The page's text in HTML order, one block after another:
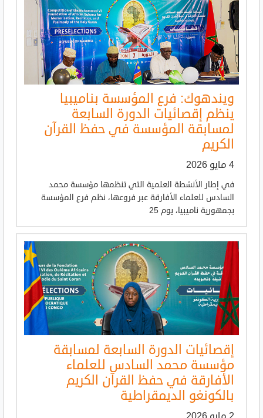
ويندهوك: فرع المؤسسة بناميبيا
ينظم إقصائيات الدورة السابعة
لمسابقة المؤسسة في حفظ القرآن
الكريم
4 مايو 2026
في إطار الأنشطة العلمية التي تنظمها مؤسسة محمد
السادس للعلماء الأفارقة عبر فروعها، نظم فرع المؤسسة
بجمهورية ناميبيا، يوم 25
إقصائيات الدورة السابعة لمسابقة
مؤسسة محمد السادس للعلماء
الأفارقة في حفظ القرآن الكريم
بالكونغو الديمقراطية